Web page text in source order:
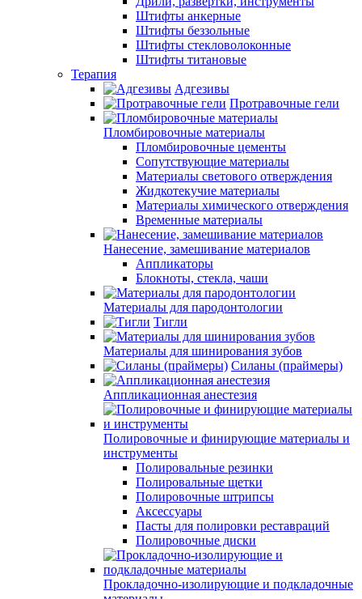
Штифты анкерные
Штифты беззольные
Штифты стекловолоконные
Штифты титановые
Терапия
Адгезивы
Протравочные гели
Пломбировочные материалы
Пломбировочные цементы
Сопутствующие материалы
Материалы светового отверждения
Жидкотекучие материалы
Материалы химического отверждения
Временные материалы
Нанесение, замешивание материалов
Аппликаторы
Блокноты, стекла, чаши
Материалы для пародонтологии
Тигли
Материалы для шинирования зубов
Силаны (праймеры)
Аппликационная анестезия
Полировочные и финирующие материалы и
инструменты
Полировальные резинки
Полировальные щетки
Полировочные штрипсы
Аксессуары
Пасты для полировки реставраций
Полировочные диски
Прокладочно-изолирующие и подкладочные